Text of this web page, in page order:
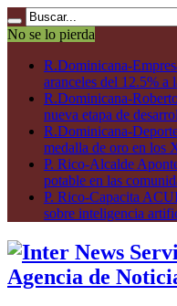
No se lo pierda
R.Dominicana-
aranceles del 12.5% a
R.Dominicana-
nueva etapa de
R.Dominicana-
medalla de oro en los
P. Rico-Alcalde
potable en las
P. Rico-Capacita
sobre inteligencia
Agencia de